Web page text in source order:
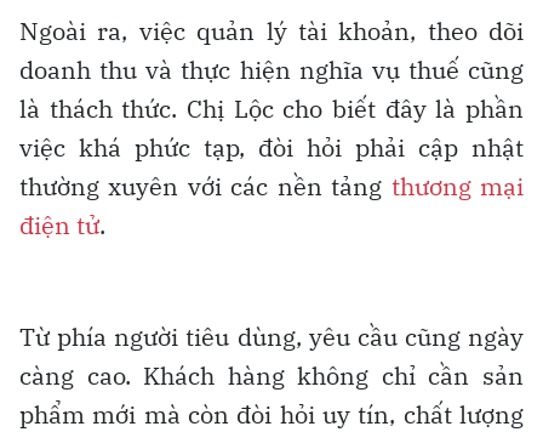
Ngoài ra, việc quản lý tài khoản, theo dõi
doanh thu và thực hiện nghĩa vụ thuế cũng
là thách thức. Chị Lộc cho biết đây là phần
việc khá phức tạp, đòi hỏi phải cập nhật
thường xuyên với các nền tảng thương mại
điện tử.
Từ phía người tiêu dùng, yêu cầu cũng ngày
càng cao. Khách hàng không chỉ cần sản
phẩm mới mà còn đòi hỏi uy tín, chất lượng